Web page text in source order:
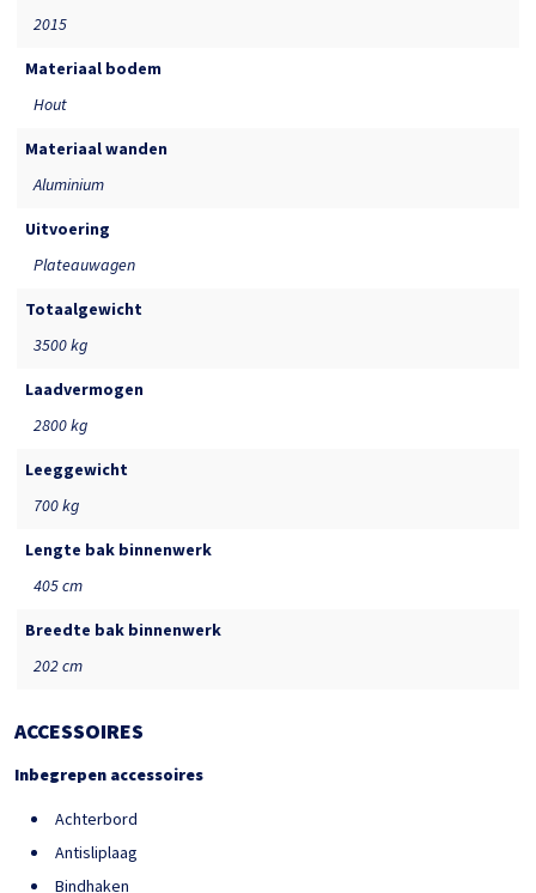
2015
Materiaal bodem
Hout
Materiaal wanden
Aluminium
Uitvoering
Plateauwagen
Totaalgewicht
3500 kg
Laadvermogen
2800 kg
Leeggewicht
700 kg
Lengte bak binnenwerk
405 cm
Breedte bak binnenwerk
202 cm
ACCESSOIRES
Inbegrepen accessoires
Achterbord
Antisliplaag
Bindhaken